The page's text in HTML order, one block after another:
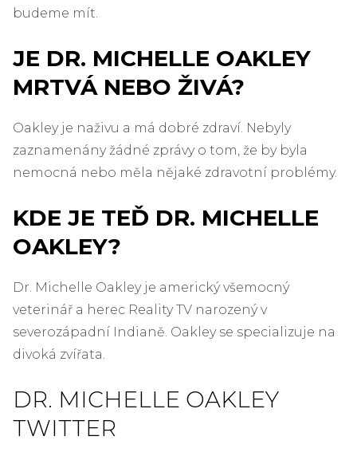
budeme mít.
JE DR. MICHELLE OAKLEY
MRTVÁ NEBO ŽIVÁ?
Oakley je naživu a má dobré zdraví. Nebyly
zaznamenány žádné zprávy o tom, že by byla
nemocná nebo měla nějaké zdravotní problémy.
KDE JE TEĎ DR. MICHELLE
OAKLEY?
Dr. Michelle Oakley je americký všemocný
veterinář a herec Reality TV narozený v
severozápadní Indianě. Oakley se specializuje na
divoká zvířata.
DR. MICHELLE OAKLEY
TWITTER